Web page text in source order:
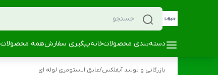
دسته‌بندی محصولاتخانهپیگیری سفارشهمه محصولات
بازرگانی و تولید آیفلکس/عایق الاستومری لوله ای